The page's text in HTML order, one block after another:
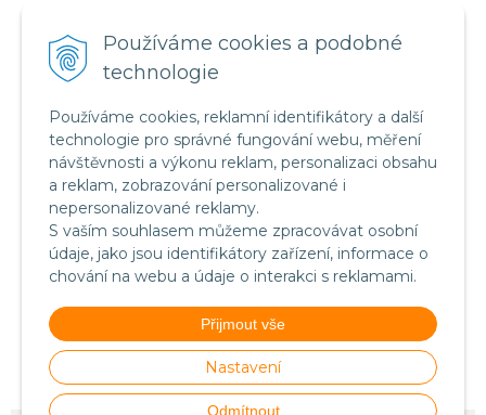
Používáme cookies a podobné
technologie
Používáme cookies, reklamní identifikátory a další
technologie pro správné fungování webu, měření
návštěvnosti a výkonu reklam, personalizaci obsahu
a reklam, zobrazování personalizované i
nepersonalizované reklamy.
S vaším souhlasem můžeme zpracovávat osobní
údaje, jako jsou identifikátory zařízení, informace o
chování na webu a údaje o interakci s reklamami.
Přijmout vše
Nastavení
Odmítnout
Certifikát systému bezpečnosti
potravin FSSC 22000
Food Safety System Certification FSSC 22000
(English version)